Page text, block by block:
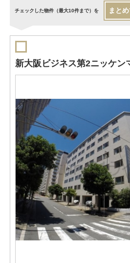
チェックした物件（最大10件まで）を まと
新大阪ビジネス第2ニッケン